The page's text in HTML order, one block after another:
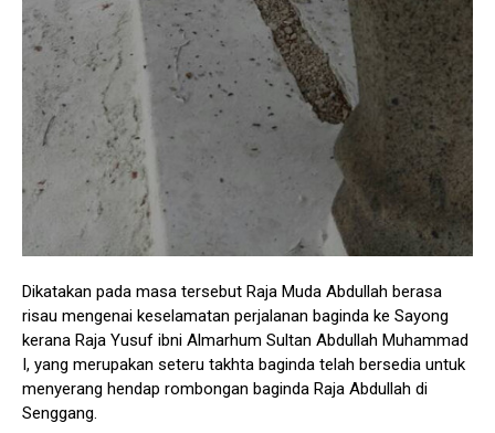
Dikatakan pada masa tersebut Raja Muda Abdullah berasa
risau mengenai keselamatan perjalanan baginda ke Sayong
kerana Raja Yusuf ibni Almarhum Sultan Abdullah Muhammad
I, yang merupakan seteru takhta baginda telah bersedia untuk
menyerang hendap rombongan baginda Raja Abdullah di
Senggang.